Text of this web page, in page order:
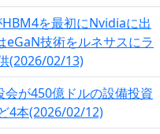
を最初にNvidiaに出
eGaN技術をルネサスにラ
(2026/02/13)
会が450億ドルの設備投資
4本(2026/02/12)